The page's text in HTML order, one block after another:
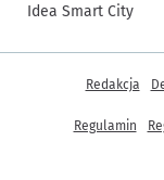
Idea Smart City
Inne
Redakcja
Regulamin